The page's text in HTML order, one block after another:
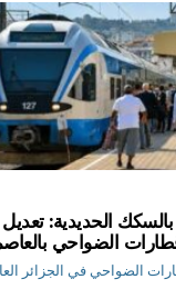
الحديدية: تعديل
الضواحي
الضواحي في الجزائر